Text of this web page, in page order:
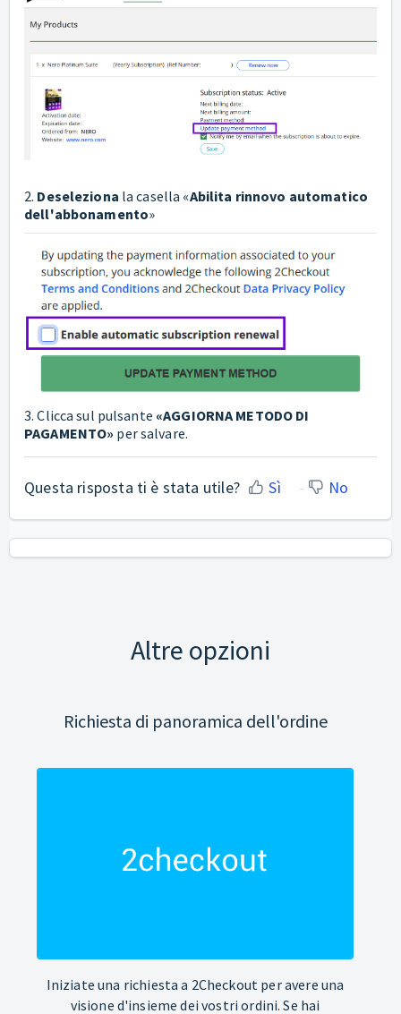
2. Deseleziona la casella «Abilita rinnovo automatico
dell'abbonamento»
3. Clicca sul pulsante «AGGIORNA METODO DI
PAGAMENTO» per salvare.
Questa risposta ti è stata utile? Sì No
Altre opzioni
Richiesta di panoramica dell'ordine
Iniziate una richiesta a 2Checkout per avere una
visione d'insieme dei vostri ordini. Se hai